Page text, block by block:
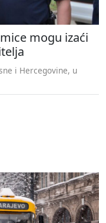
mogu izaći
i Hercegovine, u